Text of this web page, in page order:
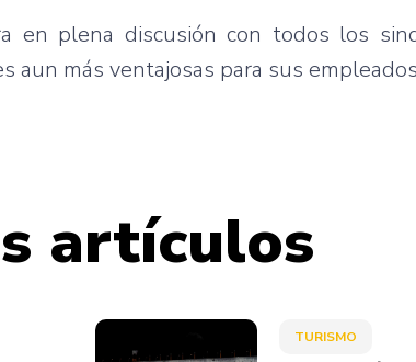
en plena discusión con todos los
aun más ventajosas para sus
artículos
TURISMO